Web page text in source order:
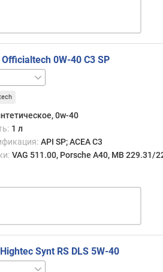
Officialtech 0W-40 C3 SP
0w-40
1 л
API SP; ACEA C3
VAG 511.00, Porsche A40, MB 229.31/
Synt RS DLS 5W-40